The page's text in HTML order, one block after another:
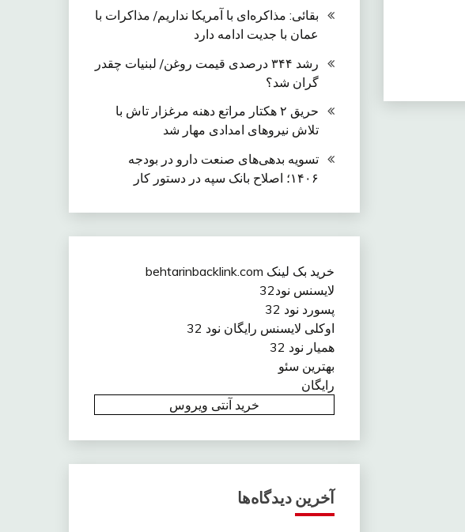
بقائی: مذاکره‌ای با آمریکا نداریم/ مذاکرات با
عمان با جدیت ادامه دارد
رشد ۳۴۴ درصدی قیمت روغن/ لبنیات چقدر
گران شد؟
حریق ۲ هکتار مراتع دهنه مرغزار تاش با
تلاش نیروهای امدادی مهار شد
تسویه بدهی‌های صنعت دارو در بودجه
۱۴۰۶؛ اصلاح بانک سپه در دستور کار
خرید بک لینک behtarinbacklink.com
لایسنس نود32
پسورد نود 32
اوکلی لایسنس رایگان نود 32
همیار نود 32
بهترین سئو
رایگان
خرید آنتی ویروس
آخرین دیدگاه‌ها